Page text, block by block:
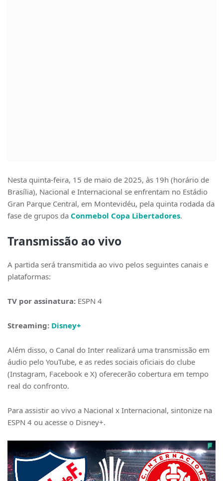
Nesta quinta-feira, 15 de maio de 2025, às 19h (horário de
Brasília), Nacional e Internacional se enfrentam no Estádio
Gran Parque Central, em Montevidéu, pela quinta rodada da
fase de grupos da Conmebol Copa Libertadores.
Transmissão ao vivo
A partida será transmitida ao vivo pelos seguintes canais e
plataformas:
TV por assinatura: ESPN 4
Streaming: Disney+
Além disso, o Canal do Inter realizará uma transmissão em
áudio pelo YouTube, e as redes sociais oficiais do clube
(Instagram, Facebook e X) oferecerão cobertura em tempo
real do confronto.
Para assistir ao vivo a Nacional x Internacional, sintonize na
ESPN 4 ou acesse o Disney+.